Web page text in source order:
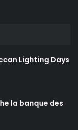
Lighting Days
la banque des